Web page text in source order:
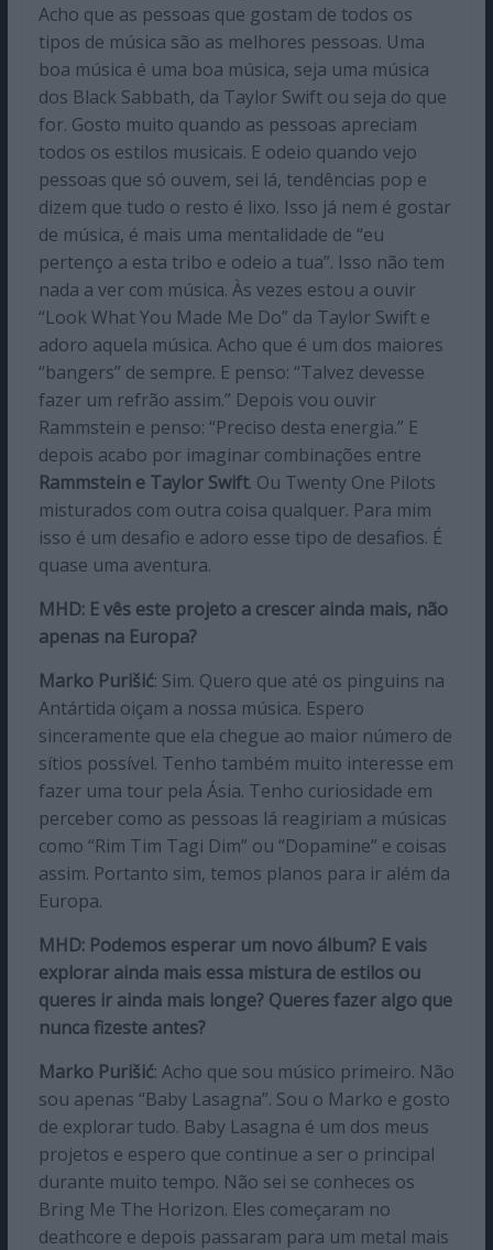
Acho que as pessoas que gostam de todos os
tipos de música são as melhores pessoas. Uma
boa música é uma boa música, seja uma música
dos Black Sabbath, da Taylor Swift ou seja do que
for. Gosto muito quando as pessoas apreciam
todos os estilos musicais. E odeio quando vejo
pessoas que só ouvem, sei lá, tendências pop e
dizem que tudo o resto é lixo. Isso já nem é gostar
de música, é mais uma mentalidade de “eu
pertenço a esta tribo e odeio a tua”. Isso não tem
nada a ver com música. Às vezes estou a ouvir
“Look What You Made Me Do” da Taylor Swift e
adoro aquela música. Acho que é um dos maiores
“bangers” de sempre. E penso: “Talvez devesse
fazer um refrão assim.” Depois vou ouvir
Rammstein e penso: “Preciso desta energia.” E
depois acabo por imaginar combinações entre
Rammstein e Taylor Swift. Ou Twenty One Pilots
misturados com outra coisa qualquer. Para mim
isso é um desafio e adoro esse tipo de desafios. É
quase uma aventura.
MHD: E vês este projeto a crescer ainda mais, não
apenas na Europa?
Marko Purišić: Sim. Quero que até os pinguins na
Antártida oiçam a nossa música. Espero
sinceramente que ela chegue ao maior número de
sítios possível. Tenho também muito interesse em
fazer uma tour pela Ásia. Tenho curiosidade em
perceber como as pessoas lá reagiriam a músicas
como “Rim Tim Tagi Dim” ou “Dopamine” e coisas
assim. Portanto sim, temos planos para ir além da
Europa.
MHD: Podemos esperar um novo álbum? E vais
explorar ainda mais essa mistura de estilos ou
queres ir ainda mais longe? Queres fazer algo que
nunca fizeste antes?
Marko Purišić: Acho que sou músico primeiro. Não
sou apenas “Baby Lasagna”. Sou o Marko e gosto
de explorar tudo. Baby Lasagna é um dos meus
projetos e espero que continue a ser o principal
durante muito tempo. Não sei se conheces os
Bring Me The Horizon. Eles começaram no
deathcore e depois passaram para um metal mais